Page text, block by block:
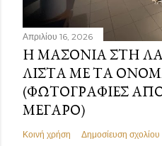
Απριλίου 16, 2026
Η ΜΑΣΟΝΊΑ ΣΤΗ
ΛΊΣΤΑ ΜΕ ΤΑ
(ΦΩΤΟΓΡΑΦΊΕΣ
ΜΈΓΑΡΟ)
Κοινή χρήση Δημοσίευση σχολίου